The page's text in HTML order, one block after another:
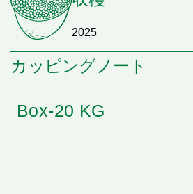
2025
カッピングノート
Box-20 KG